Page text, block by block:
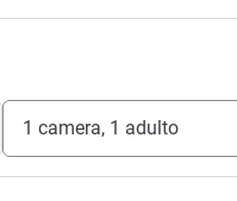
1 camera, 1 adulto